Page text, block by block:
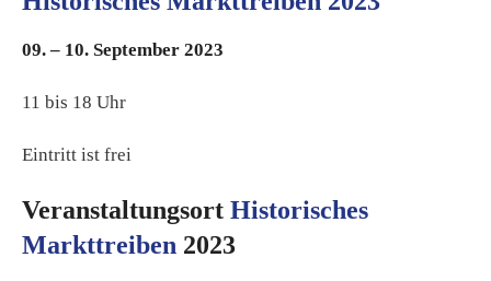
09. – 10. September 2023
11 bis 18 Uhr
Eintritt ist frei
Veranstaltungsort Historisches
Markttreiben 2023